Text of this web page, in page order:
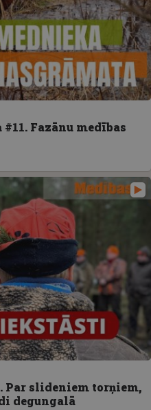
Fazānu medības
Par slideniem torņiem,
degungalā